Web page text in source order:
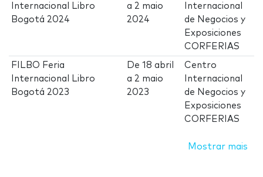
Internacional Libro
Bogotá 2024
a 2 maio
2024
Internacional
de Negocios y
Exposiciones
CORFERIAS
FILBO Feria
Internacional Libro
Bogotá 2023
De18 abril
a 2 maio
2023
Centro
Internacional
de Negocios y
Exposiciones
CORFERIAS
Mostrar mais